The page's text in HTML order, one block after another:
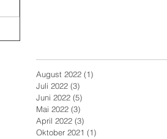
August 2022 (1)
Juli 2022 (3)
Juni 2022 (5)
Mai 2022 (3)
April 2022 (3)
Oktober 2021 (1)